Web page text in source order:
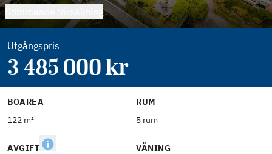
Utgångspris
3 485 000kr
BOAREA
122 m²
RUM
5 rum
AVGIFT
VÅNING